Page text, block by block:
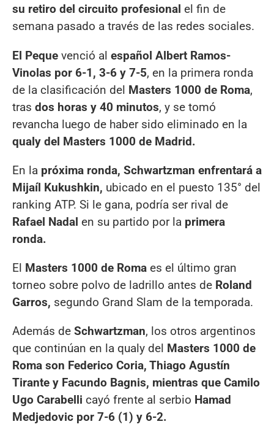
su retiro del circuito profesional el fin de
semana pasado a través de las redes sociales.
El Peque venció al español Albert Ramos-
Vinolas por 6-1, 3-6 y 7-5, en la primera ronda
de la clasificación del Masters 1000 de Roma,
tras dos horas y 40 minutos, y se tomó
revancha luego de haber sido eliminado en la
qualy del Masters 1000 de Madrid.
En la próxima ronda, Schwartzman enfrentará a
Mijaíl Kukushkin, ubicado en el puesto 135° del
ranking ATP. Si le gana, podría ser rival de
Rafael Nadal en su partido por la primera
ronda.
El Masters 1000 de Roma es el último gran
torneo sobre polvo de ladrillo antes de Roland
Garros, segundo Grand Slam de la temporada.
Además de Schwartzman, los otros argentinos
que continúan en la qualy del Masters 1000 de
Roma son Federico Coria, Thiago Agustín
Tirante y Facundo Bagnis, mientras que Camilo
Ugo Carabelli cayó frente al serbio Hamad
Medjedovic por 7-6 (1) y 6-2.